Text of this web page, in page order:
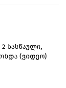
სასწაული,
(ვიდეო)